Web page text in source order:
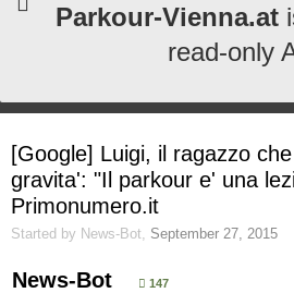
Parkour-Vienna.at
read-only
[Google] Luigi, il ragazzo
gravita': "Il parkour e' una
Primonumero.it
Started by News-Bot September 27, 2015
News-Bot 147